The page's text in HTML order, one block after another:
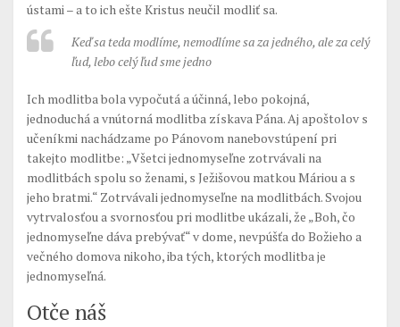
ústami – a to ich ešte Kristus neučil modliť sa.
Keď sa teda modlíme, nemodlíme sa za jedného, ale za celý
ľud, lebo celý ľud sme jedno
Ich modlitba bola vypočutá a účinná, lebo pokojná,
jednoduchá a vnútorná modlitba získava Pána. Aj apoštolov s
učeníkmi nachádzame po Pánovom nanebovstúpení pri
takejto modlitbe: „Všetci jednomyseľne zotrvávali na
modlitbách spolu so ženami, s Ježišovou matkou Máriou a s
jeho bratmi.“ Zotrvávali jednomyseľne na modlitbách. Svojou
vytrvalosťou a svornosťou pri modlitbe ukázali, že „Boh, čo
jednomyseľne dáva prebývať“ v dome, nevpúšťa do Božieho a
večného domova nikoho, iba tých, ktorých modlitba je
jednomyseľná.
Otče náš